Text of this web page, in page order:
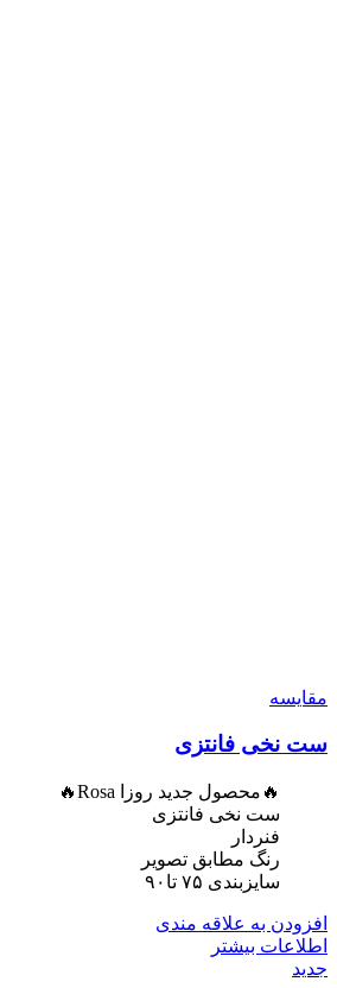
مقایسه
ست نخی فانتزی
🔥محصول جدید روزا Rosa🔥
ست نخی فانتزی
فنردار
رنگ مطابق تصویر
سایزبندی ۷۵ تا۹۰
افزودن به علاقه مندی
اطلاعات بیشتر
جدید